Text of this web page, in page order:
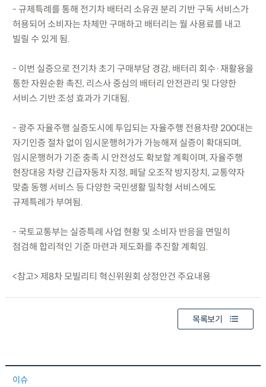
- 규제특례를 통해 전기차 배터리 소유권 분리 기반 구독 서비스가
허용되어 소비자는 차체만 구매하고 배터리는 월 사용료를 내고
빌릴 수 있게 됨.
- 이번 실증으로 전기차 초기 구매부담 경감, 배터리 회수·재활용을
통한 자원순환 촉진, 리스사 중심의 배터리 안전관리 및 다양한
서비스 기반 조성 효과가 기대됨.
- 광주 자율주행 실증도시에 투입되는 자율주행 전용차량 200대는
자기인증 절차 없이 임시운행허가가 가능해져 실증이 확대되며,
임시운행허가 기준 충족 시 안전성도 확보할 계획이며, 자율주행
현장대응 차량 긴급자동차 지정, 페달 오조작 방지장치, 교통약자
맞춤 동행 서비스 등 다양한 국민생활 밀착형 서비스에도
규제특례가 부여됨.
- 국토교통부는 실증특례 사업 현황 및 소비자 반응을 면밀히
점검해 합리적인 기준 마련과 제도화를 추진할 계획임.
<참고> 제8차 모빌리티 혁신위원회 상정안건 주요내용
목록보기
이슈